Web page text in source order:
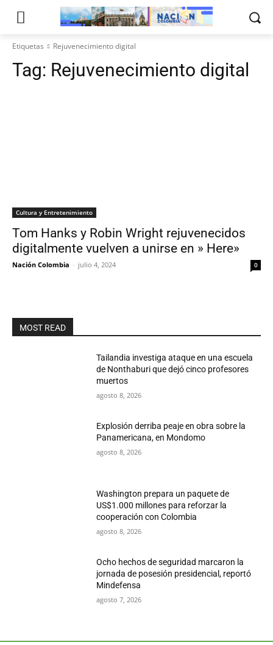
Etiquetas Rejuvenecimiento digital
Tag: Rejuvenecimiento digital
Cultura y Entretenimiento
Tom Hanks y Robin Wright rejuvenecidos
digitalmente vuelven a unirse en » Here»
Nación Colombia - julio 4, 2024 0
MOST READ
Tailandia investiga ataque en una escuela
de Nonthaburi que dejó cinco profesores
muertos
agosto 8, 2026
Explosión derriba peaje en obra sobre la
Panamericana, en Mondomo
agosto 8, 2026
Washington prepara un paquete de
US$1.000 millones para reforzar la
cooperación con Colombia
agosto 8, 2026
Ocho hechos de seguridad marcaron la
jornada de posesión presidencial, reportó
Mindefensa
agosto 7, 2026